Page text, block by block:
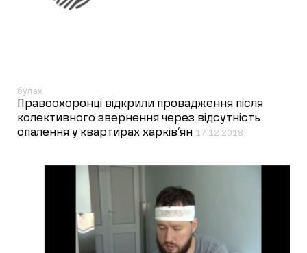
булах
Правоохоронці відкрили провадження після
колективного звернення через відсутність
опалення у квартирах харків’ян 17.12.2018